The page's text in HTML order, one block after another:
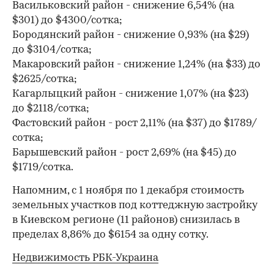
Васильковский район - снижение 6,54% (на
$301) до $4300/сотка;
Бородянский район - снижение 0,93% (на $29)
до $3104/сотка;
Макаровский район - снижение 1,24% (на $33) до
$2625/сотка;
Кагарлыцкий район - снижение 1,07% (на $23)
до $2118/сотка;
Фастовский район - рост 2,11% (на $37) до $1789/
сотка;
Барышевский район - рост 2,69% (на $45) до
$1719/сотка.
Напомним, с 1 ноября по 1 декабря стоимость
земельных участков под коттеджную застройку
в Киевском регионе (11 районов) снизилась в
пределах 8,86% до $6154 за одну сотку.
Недвижимость РБК-Украина